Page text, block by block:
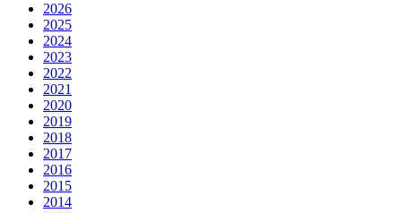
2026
2025
2024
2023
2022
2021
2020
2019
2018
2017
2016
2015
2014